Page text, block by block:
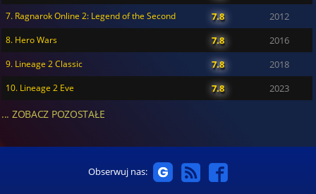
7. Ragnarok Online 2: Legend of the Second 7.8 2012
8. Hero Wars 7.8 2016
9. Lineage 2 Classic 7.8 2018
10. Lineage 2 Eve 7.8 2023
... ZOBACZ POZOSTAŁE
Obserwuj nas: